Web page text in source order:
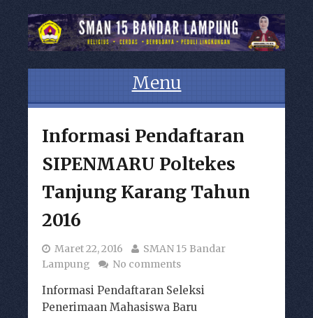
Menu
Informasi Pendaftaran
SIPENMARU Poltekes
Tanjung Karang Tahun
2016
Maret 22, 2016
SMAN 15 Bandar
Lampung
No comments
Informasi Pendaftaran Seleksi
Penerimaan Mahasiswa Baru